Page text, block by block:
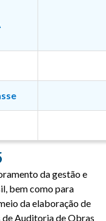
da gestão e
bem como para
da elaboração de
Auditoria de Obras